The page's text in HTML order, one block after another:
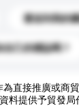
運送到我的
自己的標誌嗎？
直接推廣或商
提供予貿發局